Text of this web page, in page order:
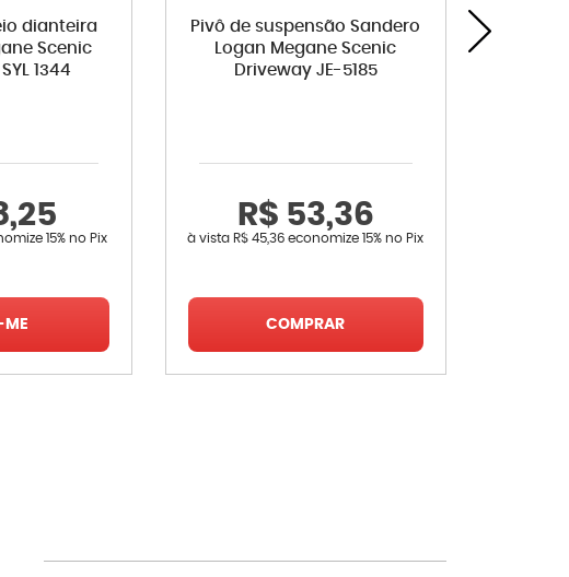
dianteira
Scenic
1344
15% no Pix
ME
Pivô de suspensão Sandero
Logan Megane Scenic
Driveway JE-5185
R$ 53,36
à vista R$ 45,36 economize15% no Pix
COMPRAR